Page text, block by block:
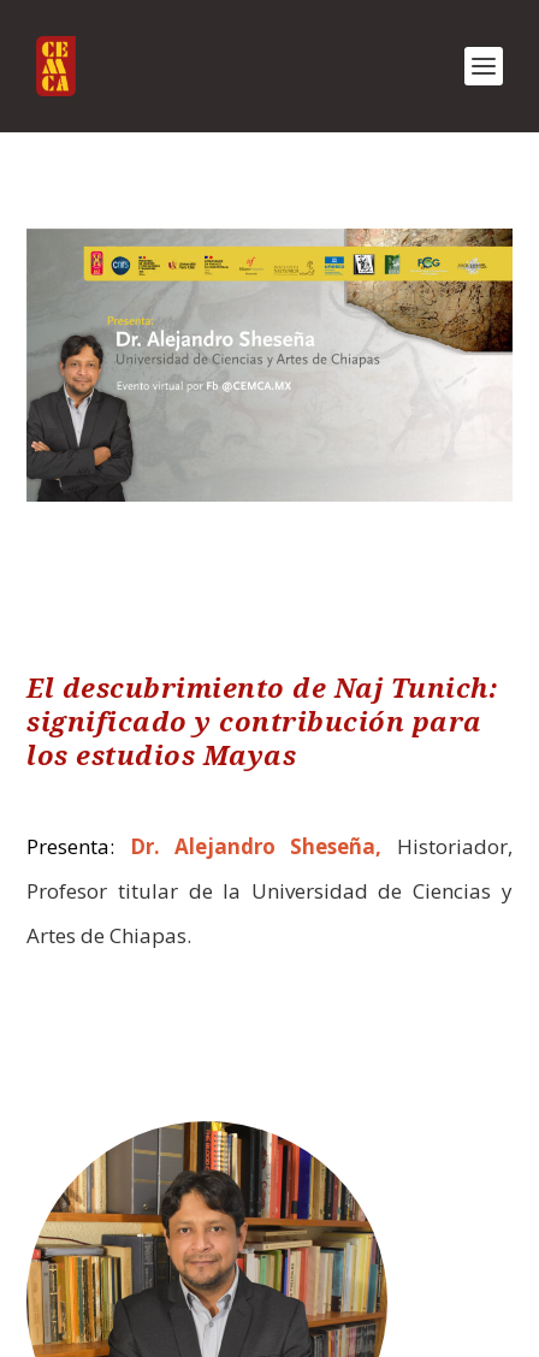
El descubrimiento de Naj Tunich:
significado y contribución para
los estudios Mayas
Presenta: Dr. Alejandro Sheseña, Historiador,
Profesor titular de la Universidad de Ciencias y
Artes de Chiapas.